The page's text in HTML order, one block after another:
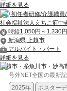
詳細を見る
初任者研修/介護職
社会福祉法人えちご府中
時給1,050円～1,330円
新潟県 上越市
アルバイト・パート
詳細を見る
上越市・糸魚川市・妙高
号外NET全国の最新
2025年
ポスター